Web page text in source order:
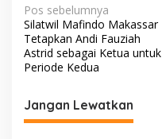
N
a
v
i
g
a
Pos sebelumnya
Silatwil Mafindo Makassar
Tetapkan Andi Fauziah
Astrid sebagai Ketua untuk
Periode Kedua
Jangan Lewatkan